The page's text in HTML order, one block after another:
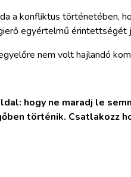
a konfliktus történetében,
egyértelmű érintettségét
nem volt hajlandó
hogy ne maradj le
történik. Csatlakozz